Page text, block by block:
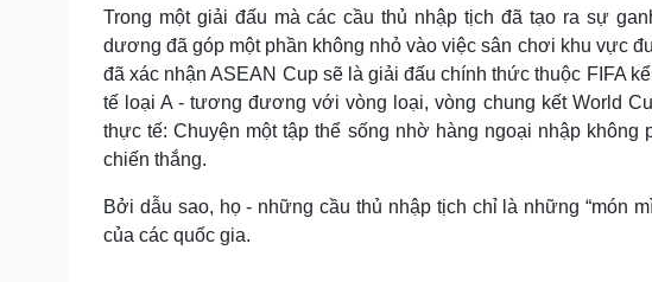
Trong một giải đấu mà các cầu thủ nhập tịch đã tạo ra sự
dương đã góp một phần không nhỏ vào việc sân chơi khu vực
đã xác nhận ASEAN Cup sẽ là giải đấu chính thức thuộc FIFA
tế loại A - tương đương với vòng loại, vòng chung kết World
thực tế: Chuyện một tập thể sống nhờ hàng ngoại nhập
chiến thắng.
Bởi dẫu sao, họ - những cầu thủ nhập tịch chỉ là những “món
của các quốc gia.